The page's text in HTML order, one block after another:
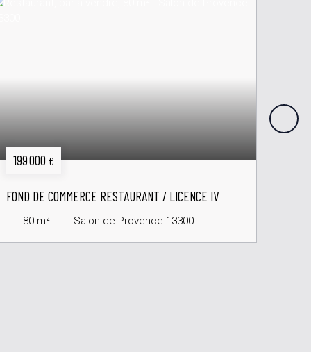
199 000 €
FOND DE COMMERCE RESTAURANT / LICENCE IV
80 m² Salon-de-Provence 13300